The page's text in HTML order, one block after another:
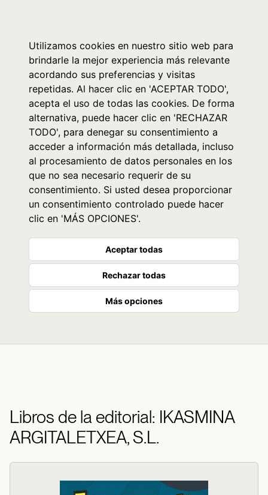
Utilizamos cookies en nuestro sitio web para
brindarle la mejor experiencia más relevante
acordando sus preferencias y visitas
repetidas. Al hacer clic en 'ACEPTAR TODO',
acepta el uso de todas las cookies. De forma
alternativa, puede hacer clic en 'RECHAZAR
TODO', para denegar su consentimiento a
acceder a información más detallada, incluso
al procesamiento de datos personales en los
que no sea necesario requerir de su
consentimiento. Si usted desea proporcionar
un consentimiento controlado puede hacer
clic en 'MÁS OPCIONES'.
Aceptar todas
Rechazar todas
Más opciones
Libros de la editorial: IKASMINA
ARGITALETXEA, S.L.